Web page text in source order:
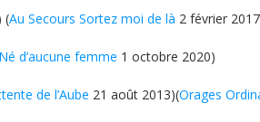
(Au Secours Sortez moi de là 2 février
Né d’aucune femme 1 octobre 2020)
de l’Aube 21 août 2013)(Orages